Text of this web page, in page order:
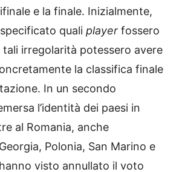
e la finale. Inizialmente,
specificato quali player fossero
irregolarità potessero avere
la classifica finale
In un secondo
l’identità dei paesi in
al Romania, anche
Polonia, San Marino e
visto annullato il voto